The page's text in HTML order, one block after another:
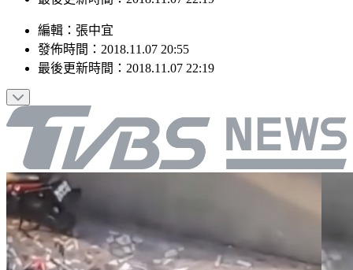
編輯：張中宜
發佈時間：2018.11.07 20:55